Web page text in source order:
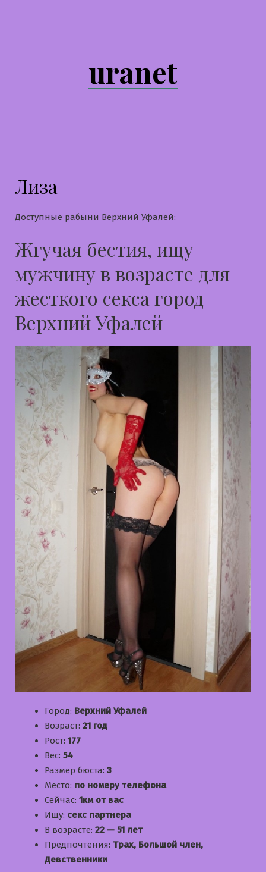
uranet
Лиза
Доступные рабыни Верхний Уфалей:
Жгучая бестия, ищу
мужчину в возрасте для
жесткого секса город
Верхний Уфалей
Город: Верхний Уфалей
Возраст: 21 год
Рост: 177
Вес: 54
Размер бюста: 3
Место: по номеру телефона
Сейчас: 1км от вас
Ищу: секс партнера
В возрасте: 22 — 51 лет
Предпочтения: Трах, Большой член,
Девственники